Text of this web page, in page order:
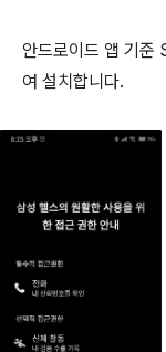
안드로이드 앱 기
여 설치합니다.